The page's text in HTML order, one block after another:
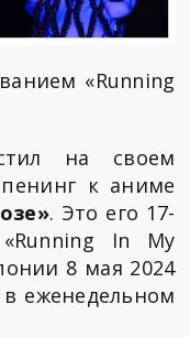
«Running
на своем
к аниме
. Это его 17-
In My
8 мая 2024
в еженедельном